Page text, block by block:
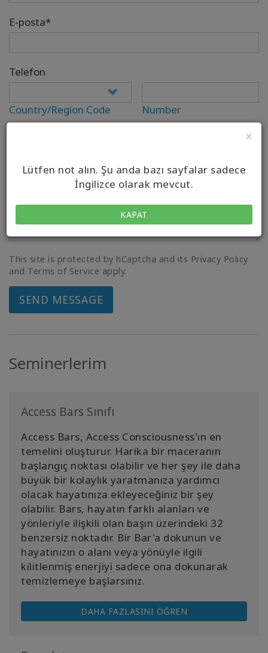
×
Lütfen not alın. Şu anda bazı sayfalar sadece
İngilizce olarak mevcut.
KAPAT
E-posta*
Telefon
Country/Region Code
Number
This site is protected by hCaptcha and its Privacy Policy
and Terms of Service apply.
SEND MESSAGE
Seminerlerim
Access Bars Sınıfı
Access Bars, Access Consciousness'ın en
temelini oluşturur. Harika bir maceranın
başlangıç noktası olabilir ve her şey ile daha
büyük bir kolaylık yaratmanıza yardımcı
olacak hayatınıza ekleyeceğiniz bir şey
olabilir. Bars, hayatın farklı alanları ve
yönleriyle ilişkili olan başın üzerindeki 32
benzersiz noktadır. Bir Bar'a dokunun ve
hayatınızın o alanı veya yönüyle ilgili
kilitlenmiş enerjiyi sadece ona dokunarak
temizlemeye başlarsınız.
DAHA FAZLASINI ÖĞREN